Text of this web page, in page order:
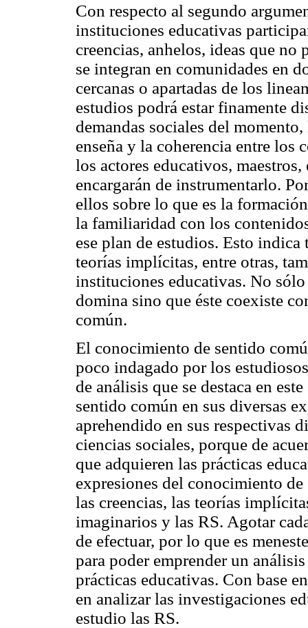
Con respecto al segundo
instituciones educativas
creencias, anhelos, ideas que
se integran en comunidades en
cercanas o apartadas de los
estudios podrá estar finamente
demandas sociales del
enseña y la coherencia entre los
los actores educativos,
encargarán de instrumentarlo.
ellos sobre lo que es la
la familiaridad con los
ese plan de estudios. Esto indica
teorías implícitas, entre otras,
instituciones educativas. No
domina sino que éste coexiste
común.
El conocimiento de sentido
poco indagado por los
de análisis que se destaca en
sentido común en sus diversas
aprehendido en sus respectivas
ciencias sociales, porque de
que adquieren las prácticas
expresiones del conocimiento
las creencias, las teorías
imaginarios y las RS. Agotar
de efectuar, por lo que es
para poder emprender un
prácticas educativas. Con base
en analizar las investigaciones
estudio las RS.